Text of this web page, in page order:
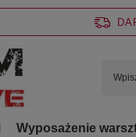
Wyposażenie